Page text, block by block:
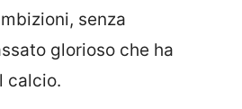
senza
glorioso che ha
calcio.